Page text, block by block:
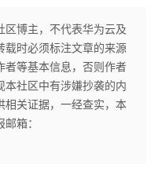
区博主，不代表华为云及
载时必须标注文章的来源
者等基本信息，否则作者
本社区中有涉嫌抄袭的内
相关证据，一经查实，本
箱：